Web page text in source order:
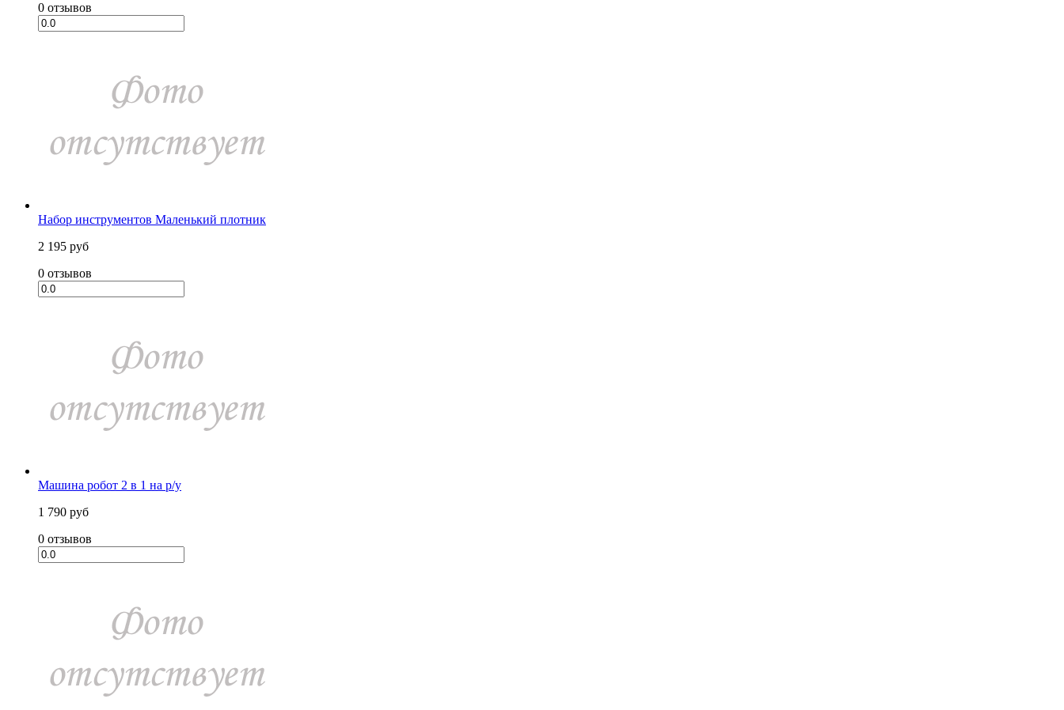
0 отзывов
Набор инструментов Маленький плотник
2 195 руб
0 отзывов
Машина робот 2 в 1 на р/у
1 790 руб
0 отзывов